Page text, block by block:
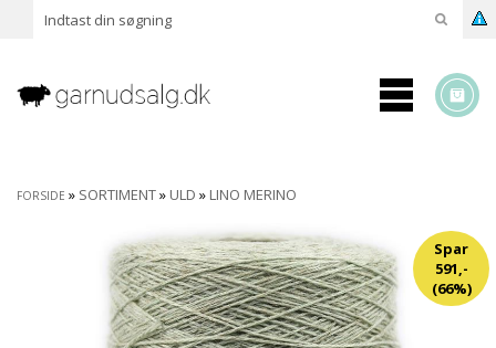
FORSIDE » SORTIMENT» ULD » LINO MERINO
Spar
591,-
(66%)